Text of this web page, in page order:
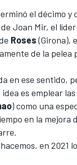
el décimo y
Joan Mir, el
Roses(Girona),
de la pelea
en ese sentido,
es emplear
) como una
en la mejora
en 2021